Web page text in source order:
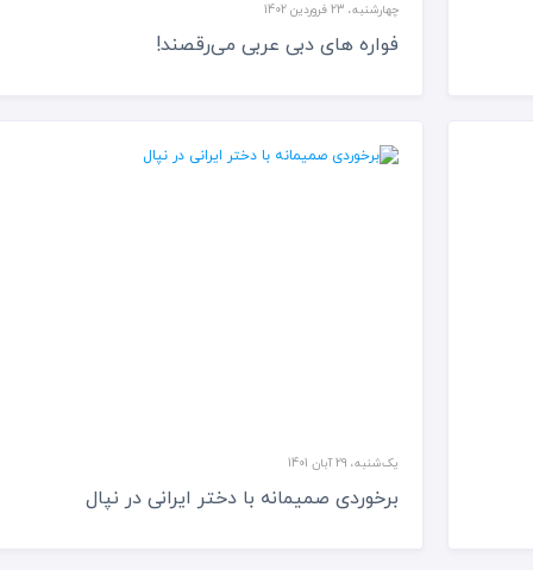
چهارشنبه، 23 فروردین 1402
فواره های دبی عربی می‌رقصند!
یک‌شنبه، 29 آبان 1401
برخوردی صمیمانه با دختر ایرانی در نپال